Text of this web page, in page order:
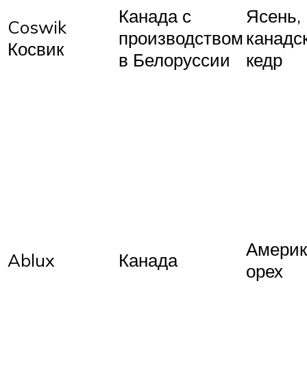
Coswik
Косвик
Канада с
производством
в Белоруссии
Ясень,
кедр
Ablux Канада
орех